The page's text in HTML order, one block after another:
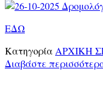
ΕΔΩ
Κατηγορία ΑΡΧΙΚΗ
Διαβάστε